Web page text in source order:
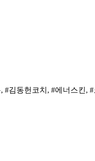
#김동헌코치, #에너스킨,